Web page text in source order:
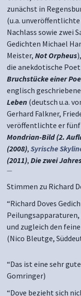
zunächst in
(u.a.
Nachlass sowie zwei
Gedichten Michael
Meister, Not Orpheus
die anekdotische
Bruchstücke einer
englisch
Leben (deutsch u.a.
Gerhard Falkner,
veröffentlichte er fünf
Mondrian-Bild (2.
(2008), Syrische
(2011), Die zwei
—
Stimmen zu Richard
“Richard Doves
Peilungsapparaturen,
und zugleich den
(Nico Bleutge,
“Das ist eine sehr
Gomringer)
“Dove bezieht sich